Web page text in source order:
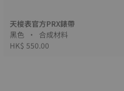
天梭表官方PRX錶帶
黑色 • 合成材料
HK$ 550.00